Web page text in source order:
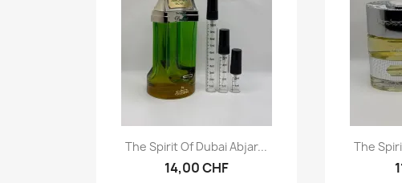
Vorschau
The Spirit Of Dubai Abjar...
14,00 CHF
The